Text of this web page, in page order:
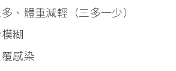
、體重減輕（三多一少）
糊
感染